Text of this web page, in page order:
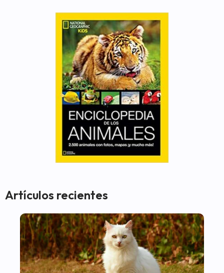
Artículos recientes